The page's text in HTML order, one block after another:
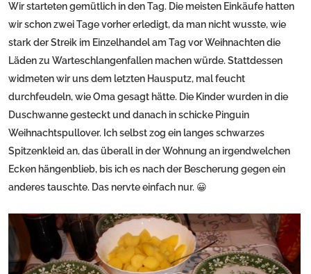
Wir starteten gemütlich in den Tag. Die meisten Einkäufe hatten
wir schon zwei Tage vorher erledigt, da man nicht wusste, wie
stark der Streik im Einzelhandel am Tag vor Weihnachten die
Läden zu Warteschlangenfallen machen würde. Stattdessen
widmeten wir uns dem letzten Hausputz, mal feucht
durchfeudeln, wie Oma gesagt hätte. Die Kinder wurden in die
Duschwanne gesteckt und danach in schicke Pinguin
Weihnachtspullover. Ich selbst zog ein langes schwarzes
Spitzenkleid an, das überall in der Wohnung an irgendwelchen
Ecken hängenblieb, bis ich es nach der Bescherung gegen ein
anderes tauschte. Das nervte einfach nur. 😀